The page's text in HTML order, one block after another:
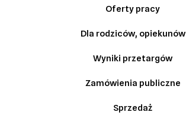
Oferty pracy
Dla rodziców, opiekunów
Wyniki przetargów
Zamówienia publiczne
Sprzedaż